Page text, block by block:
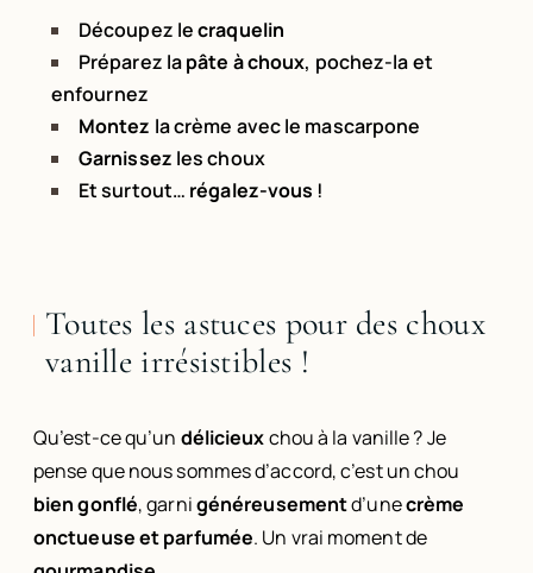
Découpez lecraquelin
Préparez lapâte à choux, pochez-la et
enfournez
Montez la crème avec le mascarpone
Garnissez les choux
Et surtout… régalez-vous !
Toutes les astuces pour des choux
vanille irrésistibles !
Qu’est-ce qu’un délicieuxchou à la vanille ? Je
pense que nous sommes d’accord, c’est un chou
bien gonflé, garnigénéreusementd’unecrème
onctueuse et parfumée. Un vrai moment de